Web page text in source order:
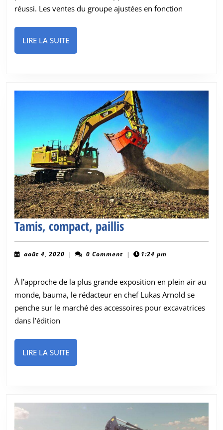
des
bénéfices
trimestre
réussi. Les ventes du groupe ajustées en fonction
LIRE LA SUITELIRE
LA
Tamis, compact, paillisTamis,
compact,
paillis
août 4, 2020 août
| 0 Comment | 1:24 pm
À l’approche de la plus grande exposition en plein air au
monde, bauma, le rédacteur en chef Lukas Arnold se
penche sur le marché des accessoires pour excavatrices
dans l’édition
LIRE LA SUITELIRE
LA